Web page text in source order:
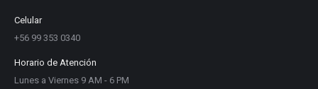
Celular
+56 99 353 0340
Horario de Atención
Lunes a Viernes 9 AM - 6 PM